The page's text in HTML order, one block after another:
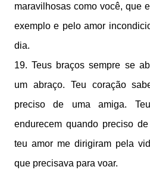
maravilhosas como você, que
exemplo e pelo amor
dia.
19. Teus braços sempre se
um abraço. Teu coração
preciso de uma amiga.
endurecem quando preciso
teu amor me dirigiram pela
que precisava para voar.